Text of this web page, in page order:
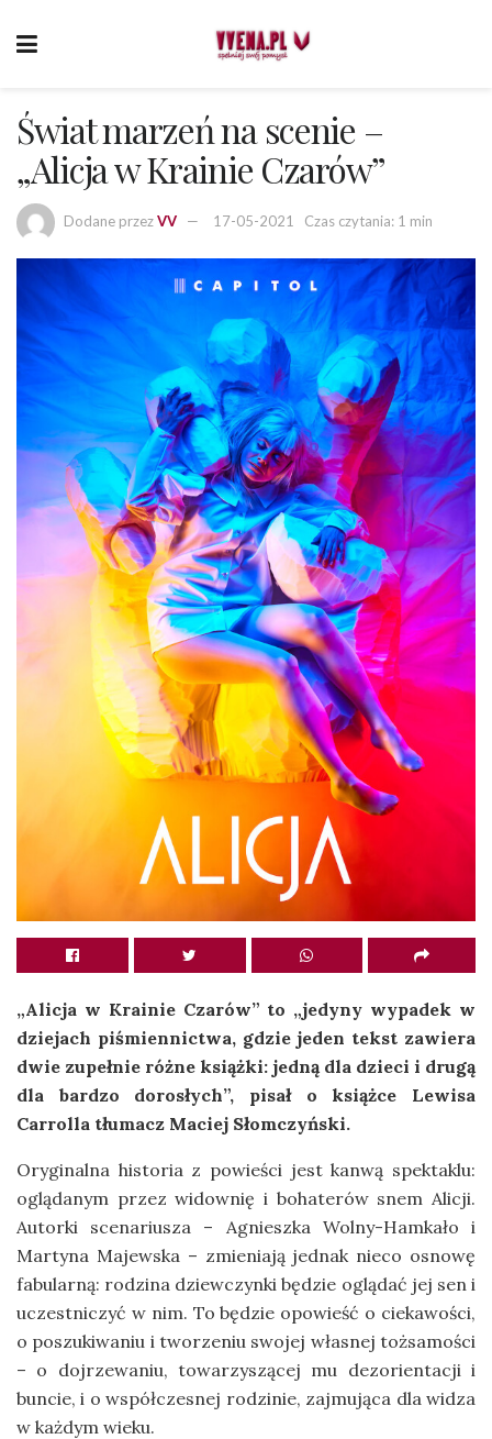
Świat marzeń na scenie –
„Alicja w Krainie Czarów”
Dodane przezVV 17-05-2021 Czas czytania: 1 min
„Alicja w Krainie Czarów” to „jedyny wypadek w
dziejach piśmiennictwa, gdzie jeden tekst zawiera
dwie zupełnie różne książki: jedną dla dzieci i drugą
dla bardzo dorosłych”, pisał o książce Lewisa
Carrolla tłumacz Maciej Słomczyński.
Oryginalna historia z powieści jest kanwą spektaklu:
oglądanym przez widownię i bohaterów snem Alicji.
Autorki scenariusza – Agnieszka Wolny-Hamkało i
Martyna Majewska – zmieniają jednak nieco osnowę
fabularną: rodzina dziewczynki będzie oglądać jej sen i
uczestniczyć w nim. To będzie opowieść o ciekawości,
o poszukiwaniu i tworzeniu swojej własnej tożsamości
– o dojrzewaniu, towarzyszącej mu dezorientacji i
buncie, i o współczesnej rodzinie, zajmująca dla widza
w każdym wieku.